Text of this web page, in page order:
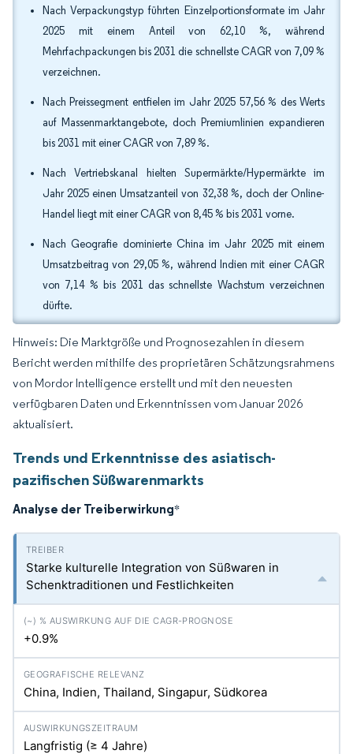
Nach Verpackungstyp führten Einzelportionsformate im Jahr
2025 mit einem Anteil von 62,10 %, während
Mehrfachpackungen bis 2031 die schnellste CAGR von 7,09 %
verzeichnen.
Nach Preissegment entfielen im Jahr 2025 57,56 % des Werts
auf Massenmarktangebote, doch Premiumlinien expandieren
bis 2031 mit einer CAGR von 7,89 %.
Nach Vertriebskanal hielten Supermärkte/Hypermärkte im
Jahr 2025 einen Umsatzanteil von 32,38 %, doch der Online-
Handel liegt mit einer CAGR von 8,45 % bis 2031 vorne.
Nach Geografie dominierte China im Jahr 2025 mit einem
Umsatzbeitrag von 29,05 %, während Indien mit einer CAGR
von 7,14 % bis 2031 das schnellste Wachstum verzeichnen
dürfte.
Hinweis: Die Marktgröße und Prognosezahlen in diesem
Bericht werden mithilfe des proprietären Schätzungsrahmens
von Mordor Intelligence erstellt und mit den neuesten
verfügbaren Daten und Erkenntnissen vom Januar 2026
aktualisiert.
Trends und Erkenntnisse des asiatisch-
pazifischen Süßwarenmarkts
Analyse der Treiberwirkung*
Starke kulturelle Integration von Süßwaren in
Schenktraditionen und Festlichkeiten
+0.9%
China, Indien, Thailand, Singapur, Südkorea
Langfristig (≥ 4 Jahre)